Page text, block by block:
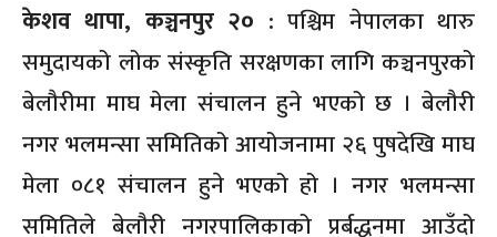
केशव थापा, कञ्चनपुर २० : पश्चिम नेपालका थारु
समुदायको लोक संस्कृति सरक्षणका लागि कञ्चनपुरको
बेलौरीमा माघ मेला संचालन हुने भएको छ । बेलौरी
नगर भलमन्सा समितिको आयोजनामा २६ पुषदेखि माघ
मेला ०८१ संचालन हुने भएको हो । नगर भलमन्सा
समितिले बेलौरी नगरपालिकाको प्रर्बद्धनमा आउँदो